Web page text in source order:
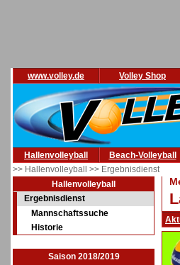
www.volley.de Volley Shop
Hallenvolleyball Beach-Volleyball
>> Hallenvolleyball >> Ergebnisdienst
Hallenvolleyball
Ergebnisdienst
Mannschaftssuche
Historie
Saison 2018/2019